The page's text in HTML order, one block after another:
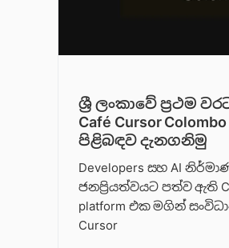
ශ්‍රී ලංකාවේ ප්‍රථම
Café Cursor
පිළිබඳව දැනගනිමු
Developers සහ AI
ජනප්‍රියත්වයට පත්ව ඇති
platform එක මගින්
Cursor